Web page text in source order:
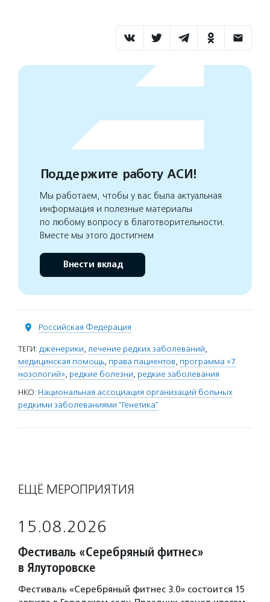
Поддержите работу АСИ!
Мы работаем, чтобы у вас была актуальная
информация и полезные материалы
по любому вопросу в благотворительности.
Вместе мы этого достигнем
Внести вклад
Российская Федерация
ТЕГИ: дженерики, лечение редких заболеваний,
медицинская помощь, права пациентов, программа «7
нозологий», редкие болезни, редкие заболевания
НКО: Национальная ассоциация организаций больных
редкими заболеваниями "Генетика"
ЕЩЁ МЕРОПРИЯТИЯ
15.08.2026
Фестиваль «Серебряный фитнес»
в Ялуторовске
Фестиваль «Серебряный фитнес 3.0» состоится 15